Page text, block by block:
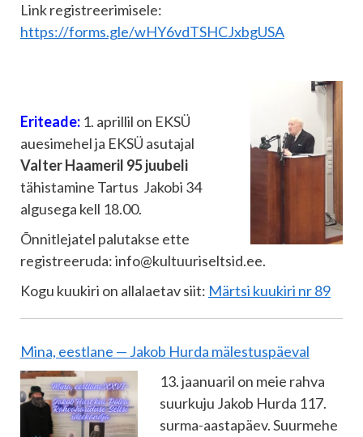
Link registreerimisele:
https://forms.gle/wHY6vdTSHCJxbgUSA
Eriteade: 1. aprillil on EKSÜ
auesimehel ja EKSÜ asutajal
Valter Haameril 95 juubeli
tähistamine Tartus Jakobi 34
algusega kell 18.00.
Õnnitlejatel palutakse ette
registreeruda: info@kultuuriseltsid.ee.
Kogu kuukiri on allalaetav siit: Märtsi kuukiri nr 89
Mina, eestlane — Jakob Hurda mälestuspäeval
13. jaanuaril on meie rahva
suurkuju Jakob Hurda 117.
surma-aastapäev. Suurmehe